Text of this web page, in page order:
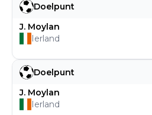
Doelpunt
J. Moylan
Ierland
Doelpunt
J. Moylan
Ierland